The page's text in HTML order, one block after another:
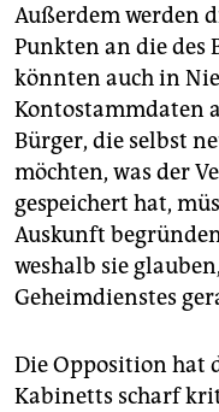
Außerdem werden
Punkten an die des
könnten auch in
Kontostammdaten
Bürger, die selbst
möchten, was der
gespeichert hat,
Auskunft
weshalb sie
Geheimdienstes
Die Opposition hat
Kabinetts scharf